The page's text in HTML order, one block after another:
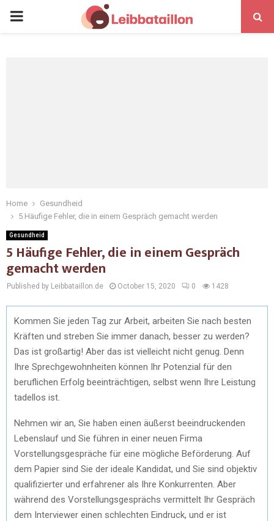
Home
Gesundheid
5 Häufige Fehler, die in einem Gespräch gemacht werden
Gesundheid
5 Häufige Fehler, die in einem Gespräch
gemacht werden
Published by Leibbataillon.de October 15, 2020 0 1428
Kommen Sie jeden Tag zur Arbeit, arbeiten Sie nach besten
Kräften und streben Sie immer danach, besser zu werden?
Das ist großartig! Aber das ist vielleicht nicht genug. Denn
Ihre Sprechgewohnheiten können Ihr Potenzial für den
beruflichen Erfolg beeinträchtigen, selbst wenn Ihre Leistung
tadellos ist.
Nehmen wir an, Sie haben einen äußerst beeindruckenden
Lebenslauf und Sie führen in einer neuen Firma
Vorstellungsgespräche für eine mögliche Beförderung. Auf
dem Papier sind Sie der ideale Kandidat, und Sie sind objektiv
qualifizierter und erfahrener als Ihre Konkurrenten. Aber
während des Vorstellungsgesprächs vermittelt Ihr Gespräch
dem Interviewer einen schlechten Eindruck, und er ist